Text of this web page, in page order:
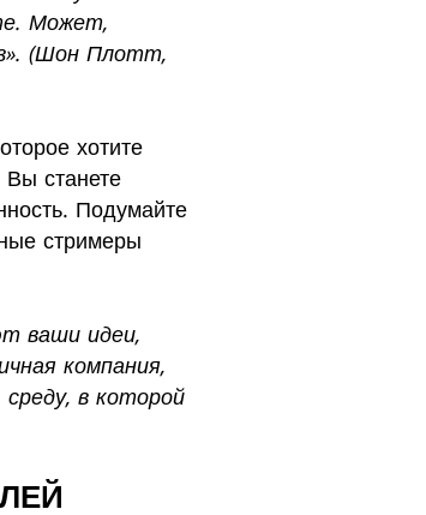
Может,
(Шон Плотт,
хотите
Вы станете
Подумайте
стримеры
ваши идеи,
компания,
в которой